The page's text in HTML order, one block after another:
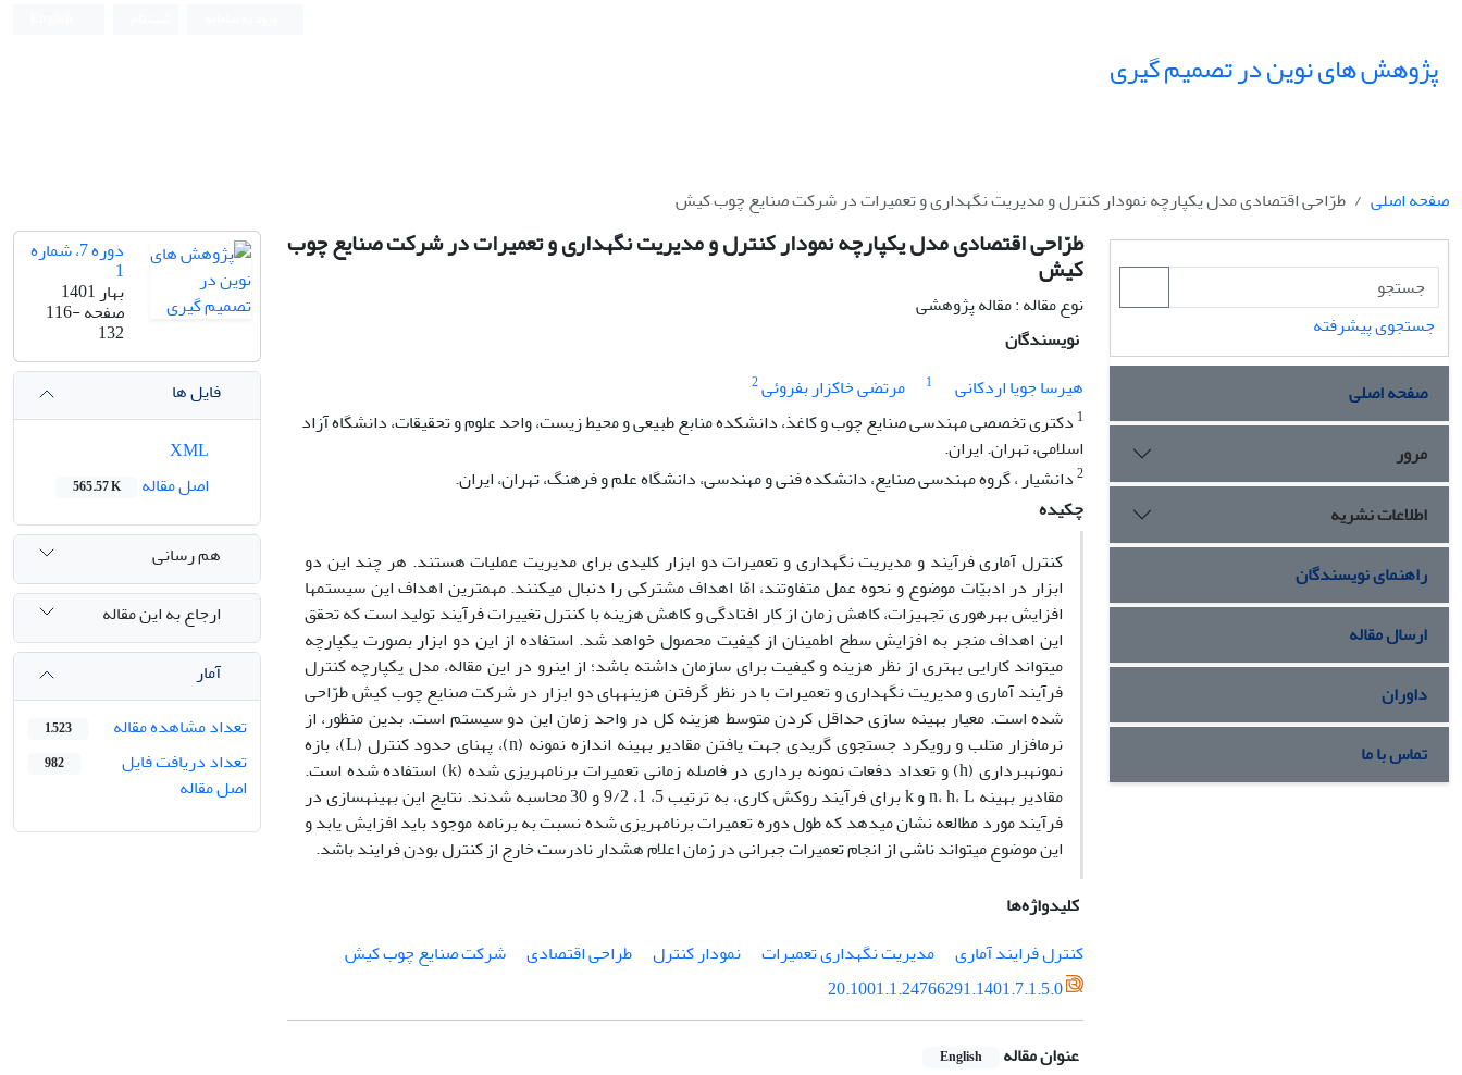
پژوهش های نوین در تصمیم گیری
صفحه اصلی طرّاحی اقتصادی مدل یکپارچه نمودار کنترل و مدیریت نگهداری و تعمیرات در شرکت صنایع چوب کیش
طرّاحی اقتصادی مدل یکپارچه نمودار کنترل و مدیریت نگهداری و تعمیرات در شرکت صنایع چوب
کیش
نوع مقاله : مقاله پژوهشی
نویسندگان
هیرسا جویا اردکانی
1 مرتضی خاکزار بفروئی2
1 دکتری تخصصی مهندسی صنایع چوب و کاغذ، دانشکده منابع طبیعی و محیط زیست، واحد علوم و تحقیقات، دانشگاه آزاد
اسلامی، تهران. ایران.
2دانشیار ، گروه مهندسی صنایع، دانشکده فنی و مهندسی، دانشگاه علم و فرهنگ، تهران، ایران.
چکیده
کنترل آماری فرآیند و مدیریت نگهداری و تعمیرات دو ابزار کلیدی برای مدیریت عملیات هستند. هر چند این دو
ابزار در ادبیّات موضوع و نحوه عمل متفاوتند، امّا اهداف مشترکی را دنبال می‏کنند. مهمترین اهداف این سیستم‏ها
افزایش بهره‏وری تجهیزات، کاهش زمان از کار افتادگی و کاهش هزینه با کنترل تغییرات فرآیند تولید است که تحقق
این اهداف منجر به افزایش سطح اطمینان از کیفیت محصول خواهد شد. استفاده از این دو ابزار بصورت یکپارچه
می‏تواند کارایی بهتری از نظر هزینه و کیفیت برای سازمان داشته باشد؛ از اینرو در این مقاله، مدل یکپارچه‎ کنترل
فرآیند آماری و مدیریت نگهداری و تعمیرات با در نظر گرفتن هزینه‎های دو ابزار در شرکت صنایع چوب کیش طرّاحی
شده است. معیار بهینه سازی حداقل کردن متوسط هزینه کل در واحد زمان این دو سیستم است. بدین منظور، از
نرم‏افزار متلب و رویکرد جستجوی گریدی جهت یافتن مقادیر بهینه اندازه نمونه (n)، پهنای حدود کنترل (L)، بازه
نمونه‏برداری (h) و تعداد دفعات نمونه برداری در فاصله زمانی تعمیرات برنامه‏ریزی شده (k) استفاده شده است.
مقادیر بهینه n، h، L و k برای فرآیند روکش کاری، به ترتیب 5، 1، 9/2 و 30 محاسبه شدند. نتایج این بهینه‏سازی در
فرآیند مورد مطالعه نشان می‏دهد که طول دوره تعمیرات برنامه‏ریزی شده نسبت به برنامه موجود باید افزایش یابد و
این موضوع می‏تواند ناشی از انجام تعمیرات جبرانی در زمان اعلام هشدار نادرست خارج از کنترل بودن فرایند باشد.
کلیدواژه‌ها
کنترل فرایند آماری
مدیریت نگهداری تعمیرات نمودار کنترل طراحی اقتصادی
شرکت صنایع چوب کیش
20.1001.1.24766291.1401.7.1.5.0
عنوان مقاله English
دوره 7، شماره
1
بهار 1401
صفحه116-
132
فایل ها
اصل مقاله
565.57 K
هم رسانی
ارجاع به این مقاله
آمار
تعداد مشاهده مقاله
1,523
تعداد دریافت فایل
اصل مقاله
982
جستجوی پیشرفته
صفحه اصلی
مرور
اطلاعات نشریه
راهنمای نویسندگان
ارسال مقاله
داوران
تماس با ما